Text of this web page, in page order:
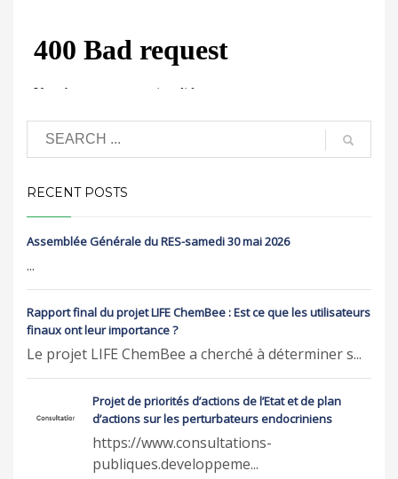
RECENT POSTS
Assemblée Générale du RES-samedi 30 mai 2026
...
Rapport final du projet LIFE ChemBee : Est ce que les utilisateurs
finaux ont leur importance ?
Le projet LIFE ChemBee a cherché à déterminer s...
Projet de priorités d’actions de l’Etat et de plan
d’actions sur les perturbateurs endocriniens
https://www.consultations-
publiques.developpeme...